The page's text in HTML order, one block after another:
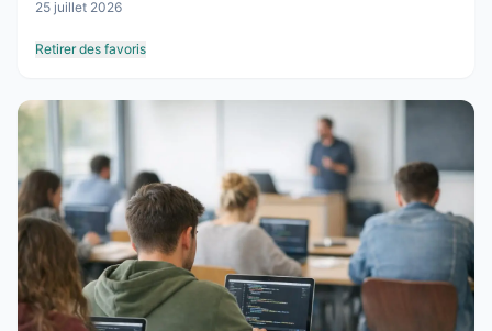
25 juillet 2026
Retirer des favoris